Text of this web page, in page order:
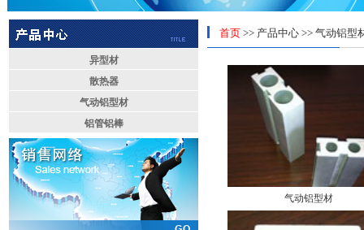
异型材
散热器
气动铝型材
铝管铝棒
首页 >> 产品中心 >> 气动铝型
气动铝型材